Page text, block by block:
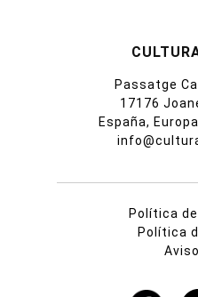
Passatge
17176
España,
Política
Política